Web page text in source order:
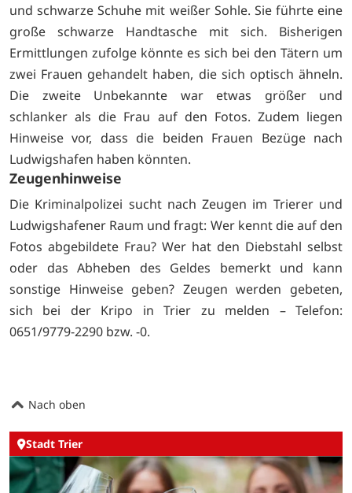
und schwarze Schuhe mit weißer Sohle. Sie führte eine
große schwarze Handtasche mit sich. Bisherigen
Ermittlungen zufolge könnte es sich bei den Tätern um
zwei Frauen gehandelt haben, die sich optisch ähneln.
Die zweite Unbekannte war etwas größer und
schlanker als die Frau auf den Fotos. Zudem liegen
Hinweise vor, dass die beiden Frauen Bezüge nach
Ludwigshafen haben könnten.
Zeugenhinweise
Die Kriminalpolizei sucht nach Zeugen im Trierer und
Ludwigshafener Raum und fragt: Wer kennt die auf den
Fotos abgebildete Frau? Wer hat den Diebstahl selbst
oder das Abheben des Geldes bemerkt und kann
sonstige Hinweise geben? Zeugen werden gebeten,
sich bei der Kripo in Trier zu melden – Telefon:
0651/9779-2290 bzw. -0.
Nach oben
Stadt Trier